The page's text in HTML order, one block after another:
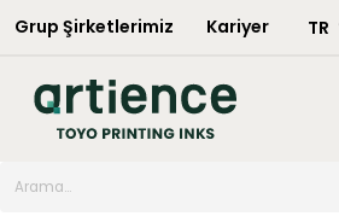
Grup Şirketlerimiz Kariyer TR